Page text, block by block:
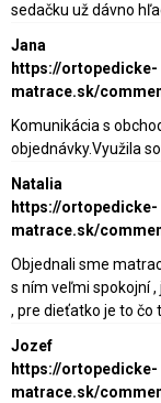
sedačku už dávno
Jana
https://ortopedicke-
matrace.sk/
Komunikácia s
objednávky.Využila
Natalia
https://ortopedicke-
matrace.sk/
Objednali sme
s ním veľmi spokojní
, pre dieťatko je to čo
Jozef
https://ortopedicke-
matrace.sk/